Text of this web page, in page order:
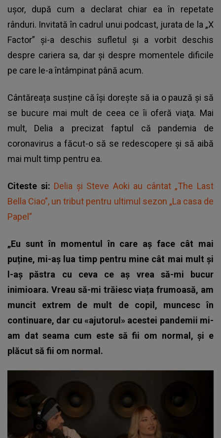
uşor, după cum a declarat chiar ea în repetate
rânduri. Invitată în cadrul unui podcast, jurata de la „X
Factor” și-a deschis sufletul și a vorbit deschis
despre cariera sa, dar și despre momentele dificile
pe care le-a întâmpinat până acum.
Cântăreața susține că îşi doreşte să ia o pauză şi să
se bucure mai mult de ceea ce îi oferă viaţa. Mai
mult, Delia a precizat faptul că pandemia de
coronavirus a făcut-o să se redescopere și să aibă
mai mult timp pentru ea.
Citeste si: Delia și Steve Aoki au cântat „The Last
Bella Ciao”, un tribut pentru ultimul sezon „La casa de
Papel”
„Eu sunt în momentul în care aș face cât mai
puține, mi-aș lua timp pentru mine cât mai mult și
l-aș păstra cu ceva ce aș vrea să-mi bucur
inimioara. Vreau să-mi trăiesc viața frumoasă, am
muncit extrem de mult de copil, muncesc în
continuare, dar cu «ajutorul» acestei pandemii mi-
am dat seama cum este să fii om normal, și e
plăcut să fii om normal.